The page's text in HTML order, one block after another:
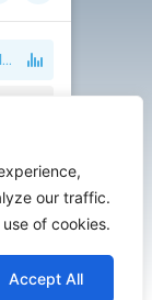
our traffic.
of cookies.
Accept All